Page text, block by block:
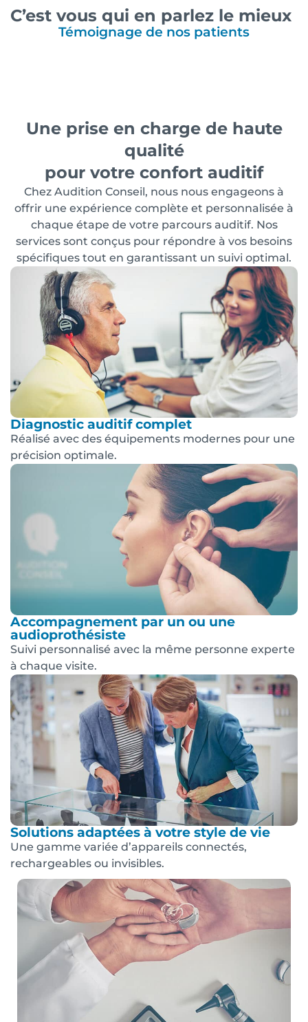
C’est vous qui en parlez le mieux
Témoignage de nos patients
Une prise en charge de haute
qualité
pour votre confort auditif
Chez Audition Conseil, nous nous engageons à
offrir une expérience complète et personnalisée à
chaque étape de votre parcours auditif. Nos
services sont conçus pour répondre à vos besoins
spécifiques tout en garantissant un suivi optimal.
Diagnostic auditif complet
Réalisé avec des équipements modernes pour une
précision optimale.
Accompagnement par un ou une
audioprothésiste
Suivi personnalisé avec la même personne experte
à chaque visite.
Solutions adaptées à votre style de vie
Une gamme variée d’appareils connectés,
rechargeables ou invisibles.